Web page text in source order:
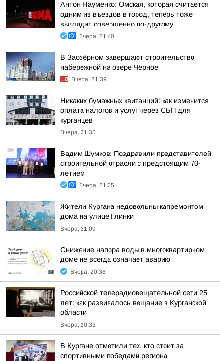
Антон Науменко: Омская, которая считается
одним из въездов в город, теперь тоже
выглядит совершенно по-другому
Вчера, 21:40
В Заозёрном завершают строительство
набережной на озере Чёрное
Вчера, 21:39
Никаких бумажных квитанций: как изменится
оплата налогов и услуг через СБП для
курганцев
Вчера, 21:35
Вадим Шумков: Поздравили представителей
строительной отрасли с предстоящим 70-
летием
Вчера, 21:35
Жители Кургана недовольны капремонтом
дома на улице Глинки
Вчера, 21:09
Снижение напора воды в многоквартирном
доме не всегда означает аварию
Вчера, 20:36
Российской телерадиовещательной сети 25
лет: как развивалось вещание в Курганской
области
Вчера, 20:33
В Кургане отметили тех, кто стоит за
спортивными победами региона